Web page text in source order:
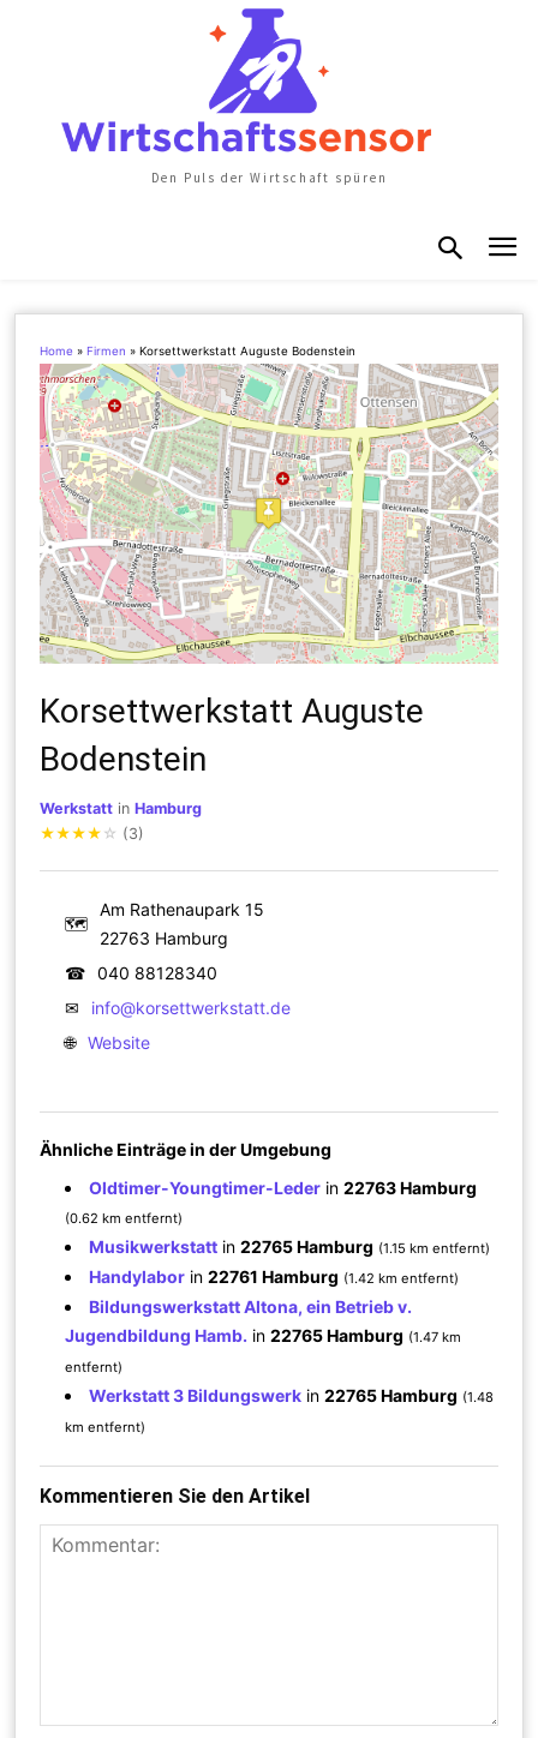
Den Puls der Wirtschaft spüren
Home » Firmen »Korsettwerkstatt Auguste Bodenstein
Korsettwerkstatt Auguste
Bodenstein
Werkstatt inHamburg
★★★★ ☆ (3)
🗺
Am Rathenaupark 15
22763 Hamburg
☎
040 88128340
✉
info@korsettwerkstatt.de
🌐 Website
Ähnliche Einträge in der Umgebung
Oldtimer-Youngtimer-Leder in22763 Hamburg
(0.62 km entfernt)
Musikwerkstatt in22765 Hamburg (1.15 km entfernt)
Handylabor in22761 Hamburg (1.42 km entfernt)
Bildungswerkstatt Altona, ein Betrieb v.
Jugendbildung Hamb. in22765 Hamburg (1.47 km
entfernt)
Werkstatt 3 Bildungswerk in22765 Hamburg (1.48
km entfernt)
Kommentieren Sie den Artikel